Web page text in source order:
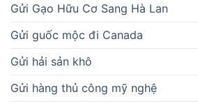
Gửi Gạo Hữu Cơ Sang Hà Lan
Gửi guốc mộc đi Canada
Gửi hải sản khô
Gửi hàng thủ công mỹ nghệ